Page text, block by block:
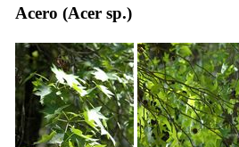
Acero (Acer sp.)